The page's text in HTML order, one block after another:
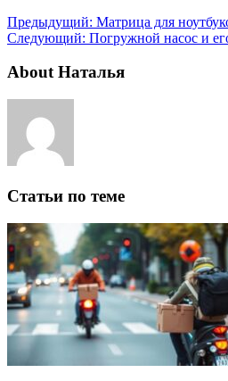
Предыдущий: Матрица для
Следующий: Погружной насос и
About Наталья
Статьи по теме